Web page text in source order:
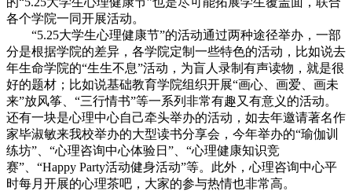
各个学院一同开展活动。
“5.25大学生心理健康节”的活动通过两种途径举办，一部
分是根据学院的差异，各学院定制一些特色的活动，比如说去
年生命学院的“生生不息”活动，为盲人录制有声读物，就是很
好的题材；比如说基础教育学院组织开展“画心、画爱、画未
来”放风筝、“三行情书”等一系列非常有趣又有意义的活动。
还有一块是心理中心自己牵头举办的活动，如去年邀请著名作
家毕淑敏来我校举办的大型读书分享会，今年举办的“瑜伽训
练坊”、“心理咨询中心体验日”、“心理健康知识竞
赛”、“Happy Party活动健身活动”等。此外，心理咨询中心平
时每月开展的心理茶吧，大家的参与热情也非常高。